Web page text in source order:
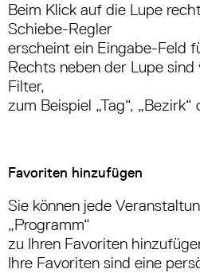
Beim Klick auf die Lupe
Schiebe-Regler
erscheint ein Eingabe-Feld
Rechts neben der Lupe
Filter,
zum Beispiel „Tag“,
Favoriten hinzufügen
Sie können jede
„Programm“
zu Ihren Favoriten
Ihre Favoriten sind eine